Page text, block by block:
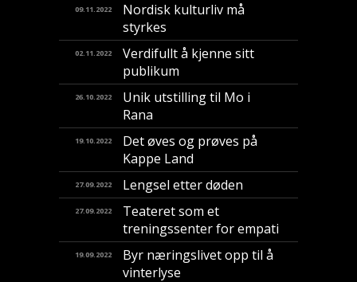
09.11.2022
Nordisk kulturliv må
styrkes
02.11.2022
Verdifullt å kjenne sitt
publikum
26.10.2022
Unik utstilling til Mo i
Rana
19.10.2022
Det øves og prøves på
Kappe Land
27.09.2022 Lengsel etter døden
27.09.2022
Teateret som et
treningssenter for empati
19.09.2022
Byr næringslivet opp til å
vinterlyse